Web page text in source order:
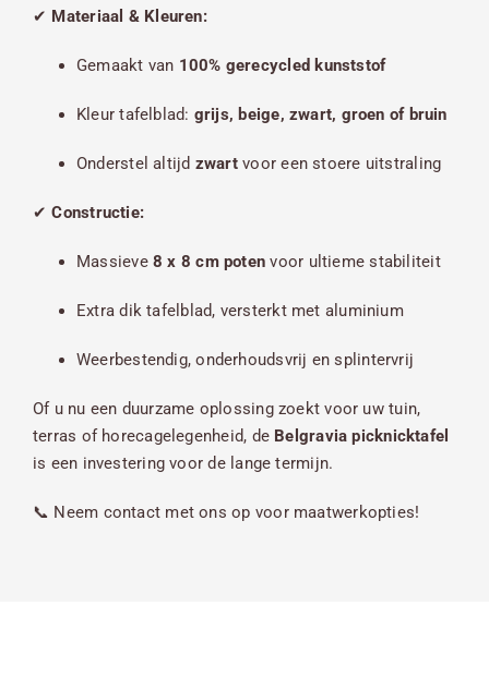
✔ Materiaal & Kleuren:
Gemaakt van 100% gerecycled kunststof
Kleur tafelblad: grijs, beige, zwart, groen of bruin
Onderstel altijd zwartvoor een stoere uitstraling
✔Constructie:
Massieve8 x 8 cm poten voor ultieme stabiliteit
Extra dik tafelblad, versterkt met aluminium
Weerbestendig, onderhoudsvrij en splintervrij
Of u nu een duurzame oplossing zoekt voor uw tuin,
terras of horecagelegenheid, de Belgravia picknicktafel
is een investering voor de lange termijn.
📞 Neem contact met ons op voor maatwerkopties!